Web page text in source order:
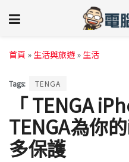
首頁 » 生活與旅遊 » 生活
Tags: TENGA
「 TENGA
TENGA為你
多保護